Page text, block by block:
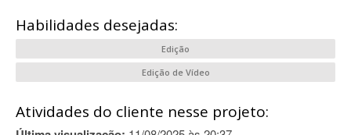
Habilidades desejadas:
Edição
Edição de Vídeo
Atividades do cliente nesse projeto: